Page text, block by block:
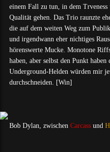
einem Fall zu tun, in dem
Qualität gehen. Das Trio raunzte
die auf dem weiten Weg zum
und irgendwann eher nichtiges
hörenswerte Mucke. Monotone
haben, aber selbst den Punkt
Underground-Helden würden mir
durchschneiden. [Win]
Bob Dylan, zwischen Carcass und